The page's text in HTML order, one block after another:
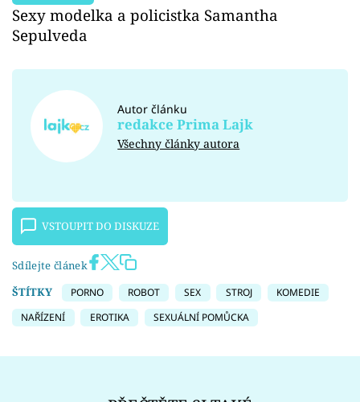
Sexy modelka a policistka Samantha
Sepulveda
Autor článku
redakce Prima Lajk
Všechny články autora
VSTOUPIT DO DISKUZE
Sdílejte článek
ŠTÍTKY
PORNO ROBOT SEX STROJ
KOMEDIE
NAŘÍZENÍ
EROTIKA SEXUÁLNÍ POMŮCKA